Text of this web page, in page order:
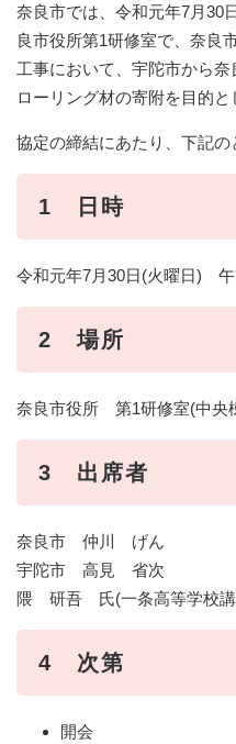
奈良市では、令和元年7月30
良市役所第1研修室で、奈良
工事において、宇陀市から
ローリング材の寄附を目的と
協定の締結にあたり、下記の
1 日時
令和元年7月30日(火曜日) 午
2 場所
奈良市役所 第1研修室(中央
3 出席者
奈良市 仲川 げん
宇陀市 高見 省次
隈 研吾 氏(一条高等学校講
4 次第
開会